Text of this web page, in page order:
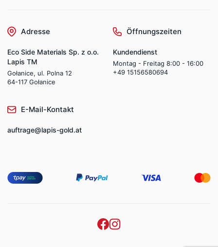
Adresse
Eco Side Materials Sp. z o.o.
Lapis TM
Gołanice, ul. Polna 12
64-117 Gołanice
Öffnungszeiten
Kundendienst
Montag - Freitag 8:00 - 16:00
+49 15156580694
E-Mail-Kontakt
auftrage@lapis-gold.at